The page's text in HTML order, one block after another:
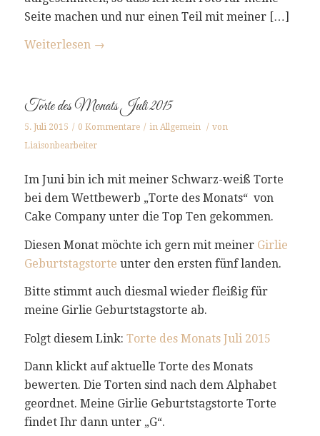
Seite machen und nur einen Teil mit meiner […]
Weiterlesen→
Torte des Monats Juli 2015
5. Juli 2015 / 0 Kommentare / in Allgemein / von
Liaisonbearbeiter
Im Juni bin ich mit meiner Schwarz-weiß Torte
bei dem Wettbewerb „Torte des Monats“ von
Cake Company unter die Top Ten gekommen.
Diesen Monat möchte ich gern mit meiner Girlie
Geburtstagstorte unter den ersten fünf landen.
Bitte stimmt auch diesmal wieder fleißig für
meine Girlie Geburtstagstorte ab.
Folgt diesem Link: Torte des Monats Juli 2015
Dann klickt auf aktuelle Torte des Monats
bewerten. Die Torten sind nach dem Alphabet
geordnet. Meine Girlie Geburtstagstorte Torte
findet Ihr dann unter „G“.